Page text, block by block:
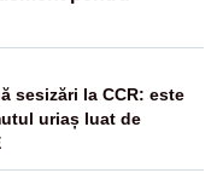
sesizări la CCR: este
uriaș luat de